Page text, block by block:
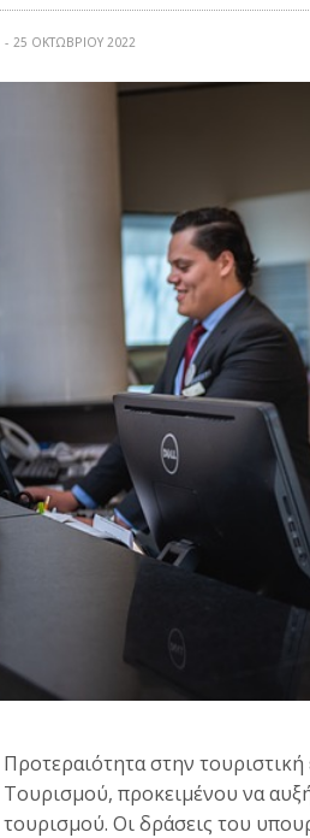
25 ΟΚΤΩΒΡΊΟΥ 2022
Προτεραιότητα στην τουριστική
Τουρισμού, προκειμένου να
τουρισμού. Οι δράσεις του